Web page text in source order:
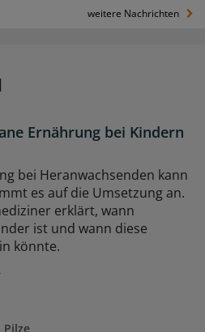
weitere Nachrichten
Ernährung bei Kindern
bei Heranwachsenden kann
es auf die Umsetzung an.
erklärt, wann
ist und wann diese
könnte.